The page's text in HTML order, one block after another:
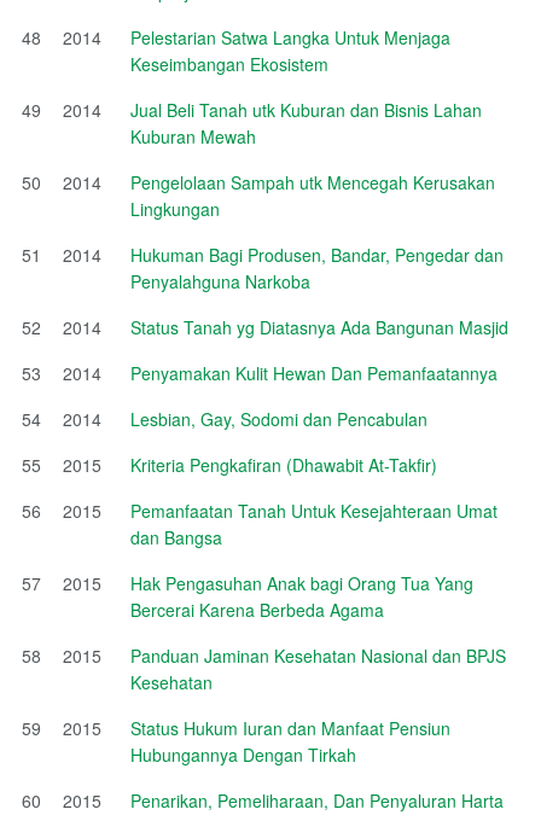
48
2014
Pelestarian Satwa Langka Untuk Menjaga
Keseimbangan Ekosistem
49
2014
Jual Beli Tanah utk Kuburan dan Bisnis Lahan
Kuburan Mewah
50
2014
Pengelolaan Sampah utk Mencegah Kerusakan
Lingkungan
51
2014
Hukuman Bagi Produsen, Bandar, Pengedar dan
Penyalahguna Narkoba
52
2014
Status Tanah yg Diatasnya Ada Bangunan Masjid
53
2014
Penyamakan Kulit Hewan Dan Pemanfaatannya
54
2014
Lesbian, Gay, Sodomi dan Pencabulan
55
2015
Kriteria Pengkafiran (Dhawabit At-Takfir)
56
2015
Pemanfaatan Tanah Untuk Kesejahteraan Umat
dan Bangsa
57
2015
Hak Pengasuhan Anak bagi Orang Tua Yang
Bercerai Karena Berbeda Agama
58
2015
Panduan Jaminan Kesehatan Nasional dan BPJS
Kesehatan
59
2015
Status Hukum Iuran dan Manfaat Pensiun
Hubungannya Dengan Tirkah
60
2015
Penarikan, Pemeliharaan, Dan Penyaluran Harta